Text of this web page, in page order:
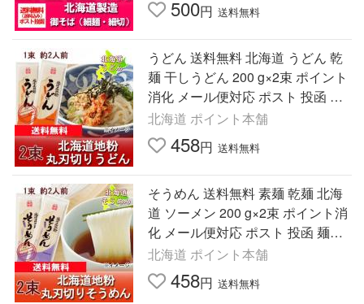
500円 送料無料
うどん 送料無料 北海道 うどん 乾
麺 干しうどん 200 g×2束 ポイント
消化 メール便対応 ポスト 投函 麺
類 うどん
北海道 ポイント本舗
458円 送料無料
そうめん 送料無料 素麺 乾麺 北海
道 ソーメン 200 g×2束 ポイント消
化 メール便対応 ポスト 投函 麺類
そうめん
北海道 ポイント本舗
458円 送料無料